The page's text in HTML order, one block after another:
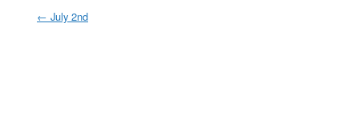
← July 2nd